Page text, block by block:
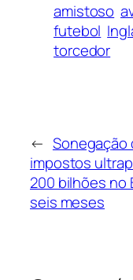
amistoso
futebol
torcedor
← Sonegação
impostos
200 bilhões no
seis meses